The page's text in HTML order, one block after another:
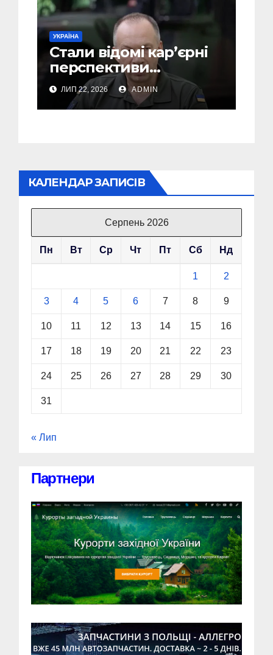
УКРАЇНА
Стали відомі кар’єрні
перспективи
Сирського після
звільнення з посади
Головкому ВСУ
ЛИП 22, 2026 ADMIN
КАЛЕНДАР ЗАПИСІВ
Серпень 2026
Пн Вт Ср Чт Пт Сб Нд
1 2
3 4 5 6 7 8 9
10 11 12 13 14 15 16
17 18 19 20 21 22 23
24 25 26 27 28 29 30
31
« Лип
Партнери